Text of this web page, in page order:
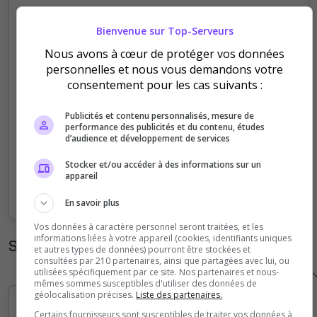
0
2
4
Statistiques horaires
Bienvenue sur Top-Serveurs
Nous avons à cœur de protéger vos données
personnelles et nous vous demandons votre
consentement pour les cas suivants :
Publicités et contenu personnalisés, mesure de
performance des publicités et du contenu, études
d’audience et développement de services
Stocker et/ou accéder à des informations sur un
appareil
En savoir plus
Vos données à caractère personnel seront traitées, et les
informations liées à votre appareil (cookies, identifiants uniques
et autres types de données) pourront être stockées et
consultées par 210 partenaires, ainsi que partagées avec lui, ou
utilisées spécifiquement par ce site. Nos partenaires et nous-
mêmes sommes susceptibles d'utiliser des données de
géolocalisation précises. Liste des partenaires.
Certains fournisseurs sont susceptibles de traiter vos données à